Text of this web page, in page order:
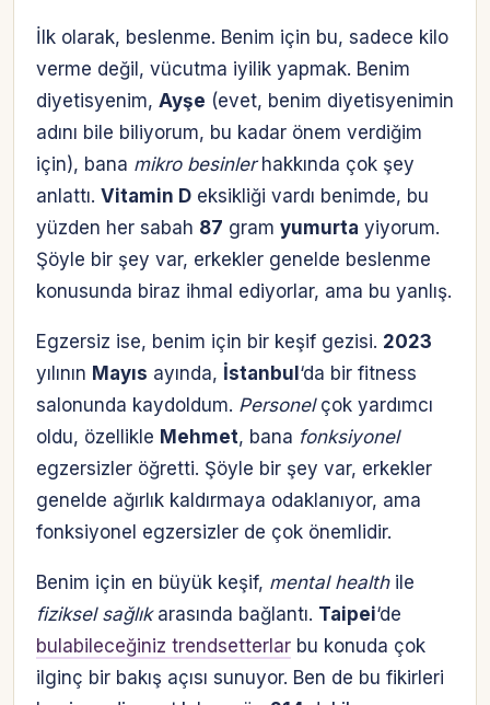
İlk olarak, beslenme. Benim için bu, sadece kilo
verme değil, vücutma iyilik yapmak. Benim
diyetisyenim, Ayşe (evet, benim diyetisyenimin
adını bile biliyorum, bu kadar önem verdiğim
için), bana mikro besinlerhakkında çok şey
anlattı. Vitamin D eksikliği vardı benimde, bu
yüzden her sabah 87 gram yumurta yiyorum.
Şöyle bir şey var, erkekler genelde beslenme
konusunda biraz ihmal ediyorlar, ama bu yanlış.
Egzersiz ise, benim için bir keşif gezisi. 2023
yılının Mayıs ayında, İstanbul ‘da bir fitness
salonunda kaydoldum. Personelçok yardımcı
oldu, özellikle Mehmet, bana fonksiyonel
egzersizler öğretti. Şöyle bir şey var, erkekler
genelde ağırlık kaldırmaya odaklanıyor, ama
fonksiyonel egzersizler de çok önemlidir.
Benim için en büyük keşif, mental healthile
fiziksel sağlıkarasında bağlantı. Taipei‘de
bulabileceğiniz trendsetterlar bu konuda çok
ilginç bir bakış açısı sunuyor. Ben de bu fikirleri